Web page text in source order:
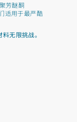
芳醚酮
适用于最严酷
无限挑战。